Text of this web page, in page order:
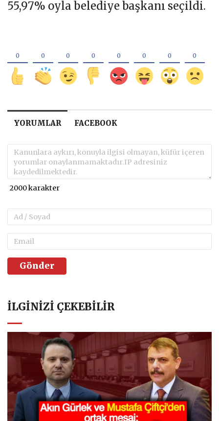
55,97% oyla belediye başkanı seçildi.
YORUMLAR FACEBOOK
Gönder
İLGINIZI ÇEKEBILIR